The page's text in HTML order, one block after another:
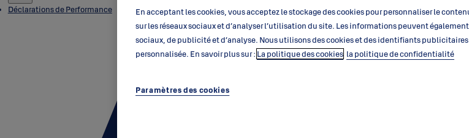
Déclarations de Performance
En acceptant les cookies, vous acceptez le stockage des cookies pour personnaliser le
sur les réseaux sociaux et d’analyser l’utilisation du site. Les informations peuvent
sociaux, de publicité et d’analyse. Nous utilisons des cookies et des identifiants
personnalisée. En savoir plus sur : La politique des cookies la politique de confidentialité
Paramètres des cookies